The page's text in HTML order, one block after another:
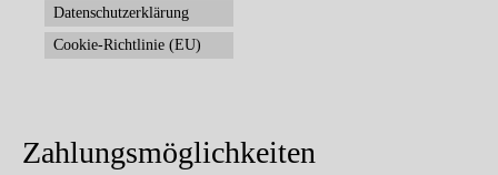
Datenschutzerklärung
Cookie-Richtlinie (EU)
Zahlungsmöglichkeiten